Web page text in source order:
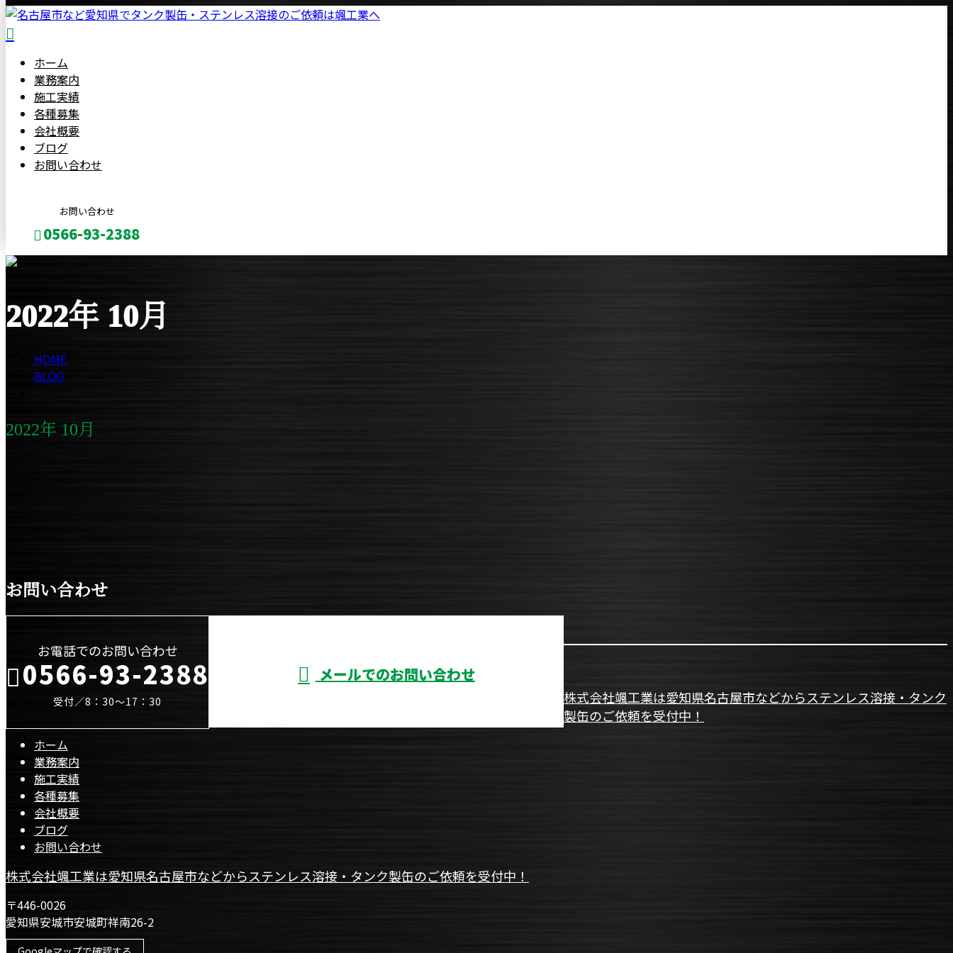
ホーム
業務案内
施工実績
各種募集
会社概要
ブログ
お問い合わせ
お問い合わせ
0566-93-2388
メールフォーム
2022年 10月
HOME
BLOG
2022年 10月
お問い合わせ
お電話でのお問い合わせ
0566-93-2388
受付／8：30～17：30
メールでのお問い合わせ
株式会社颯工業は愛知県名古屋市などからステンレス溶接・タンク
製缶のご依頼を受付中！
ホーム
業務案内
施工実績
各種募集
会社概要
ブログ
お問い合わせ
株式会社颯工業は愛知県名古屋市などからステンレス溶接・タンク製缶のご依頼を受付中！
〒446-0026
愛知県安城市安城町祥南26-2